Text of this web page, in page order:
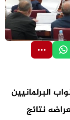
البرلمانيين
نتائج